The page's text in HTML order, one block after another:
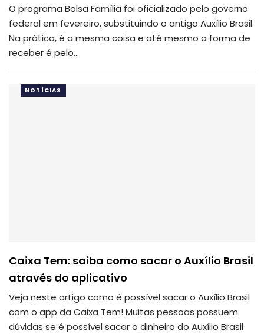
O programa Bolsa Família foi oficializado pelo governo
federal em fevereiro, substituindo o antigo Auxílio Brasil.
Na prática, é a mesma coisa e até mesmo a forma de
receber é pelo…
NOTÍCIAS
Caixa Tem: saiba como sacar o Auxílio Brasil
através do aplicativo
Veja neste artigo como é possível sacar o Auxílio Brasil
com o app da Caixa Tem!Muitas pessoas possuem
dúvidas se é possível sacar o dinheiro do Auxílio Brasil